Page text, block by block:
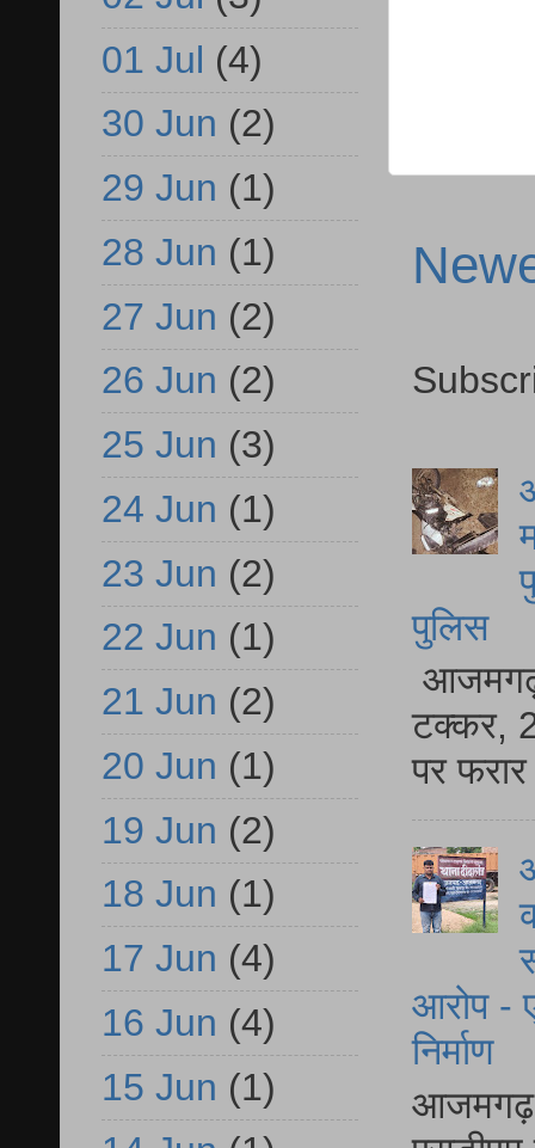
पुलिस
आजमगढ़
टक्कर,
पर
आरोप -
निर्माण
आजमगढ़
01 Jul (4)
30 Jun (2)
29 Jun (1)
28 Jun (1)
27 Jun (2)
26 Jun (2)
25 Jun (3)
24 Jun (1)
23 Jun (2)
22 Jun (1)
21 Jun (2)
20 Jun (1)
19 Jun (2)
18 Jun (1)
17 Jun (4)
16 Jun (4)
15 Jun (1)